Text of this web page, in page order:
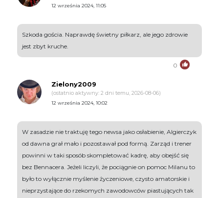
12 września 2024, 11:05
Szkoda gościa. Naprawdę świetny piłkarz, ale jego zdrowie
jest zbyt kruche.
0
Zielony2009
(ostatnio aktywny: 2 dni temu, 2026-08-06)
12 września 2024, 10:02
W zasadzie nie traktuję tego newsa jako osłabienie, Algierczyk
od dawna grał mało i pozostawał pod formą. Zarząd i trener
powinni w taki sposób skompletować kadrę, aby obejść się
bez Bennacera. Jeżeli liczyli, że pociągnie on pomoc Milanu to
było to wyłącznie myślenie życzeniowe, czysto amatorskie i
nieprzystające do rzekomych zawodowców piastujących tak